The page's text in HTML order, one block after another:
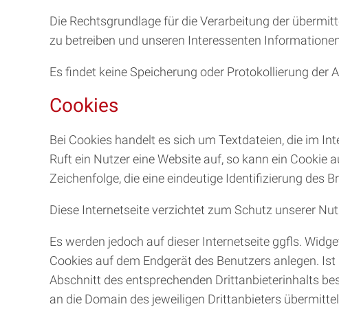
Die Rechtsgrundlage für die Verarbeitung der
zu betreiben und unseren Interessenten
Es findet keine Speicherung oder Protokollierung
Cookies
Bei Cookies handelt es sich um Textdateien, die im
Ruft ein Nutzer eine Website auf, so kann ein
Zeichenfolge, die eine eindeutige Identifizierung des
Diese Internetseite verzichtet zum Schutz unserer
Es werden jedoch auf dieser Internetseite ggfls.
Cookies auf dem Endgerät des Benutzers anlegen.
Abschnitt des entsprechenden Drittanbieterinhalts
an die Domain des jeweiligen Drittanbieters